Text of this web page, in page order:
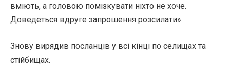
вміють, а головою помізкувати ніхто не хоче.
Доведеться вдруге запрошення розсилати».
Знову вирядив посланців у всі кінці по селищах та
стійбищах.